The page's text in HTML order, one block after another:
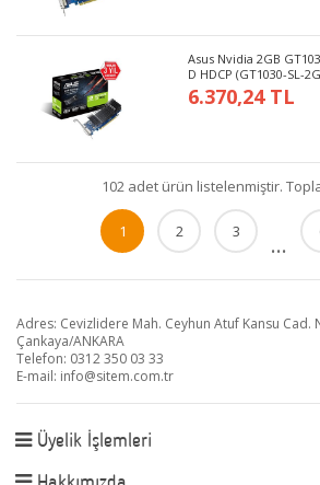
Asus Nvidia 2GB
D HDCP (GT1030-SL-
6.370,24 TL
102 adet ürün listelenmiştir.
1 2 3 ...
Adres: Cevizlidere Mah. Ceyhun Atuf Kansu Cad.
Çankaya/ANKARA
Telefon: 0312 350 03 33
E-mail: info@sitem.com.tr
Üyelik İşlemleri